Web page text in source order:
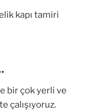
kapı tamiri
bir çok yerli ve
çalışıyoruz.